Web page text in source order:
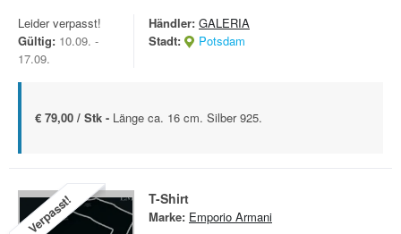
Leider verpasst!
Gültig: 10.09. -
17.09.
Händler: GALERIA
Stadt:
Potsdam
€ 79,00 / Stk - Länge ca. 16 cm. Silber 925.
Verpasst! T-Shirt
Marke: Emporio Armani